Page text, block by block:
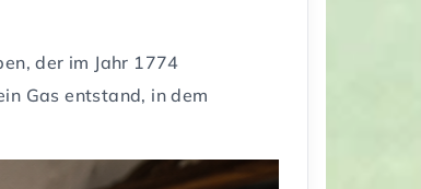
der im Jahr 1774
Gas entstand, in dem